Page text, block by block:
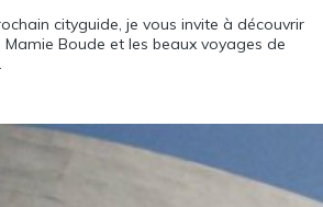
cityguide, je vous invite à découvrir
Mamie Boude et les beaux voyages de
.